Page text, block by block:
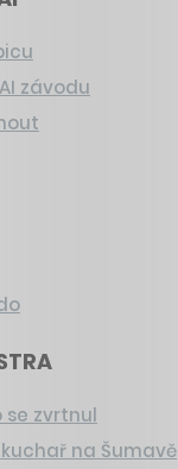
závodu
se zvrtnul
na Šumavě